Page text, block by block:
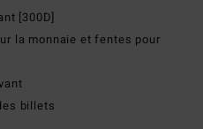
[300D]
la monnaie et fentes pour
billets